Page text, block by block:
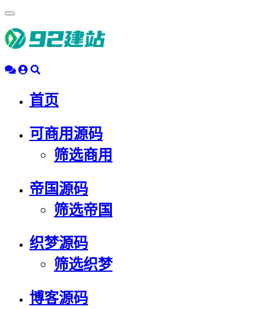
动
导
首页
可商用源码
筛选商用
帝国源码
筛选帝国
织梦源码
筛选织梦
博客源码